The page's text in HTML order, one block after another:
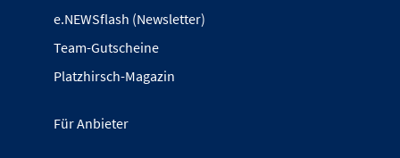
e.NEWSflash (Newsletter)
Team-Gutscheine
Platzhirsch-Magazin
Für Anbieter